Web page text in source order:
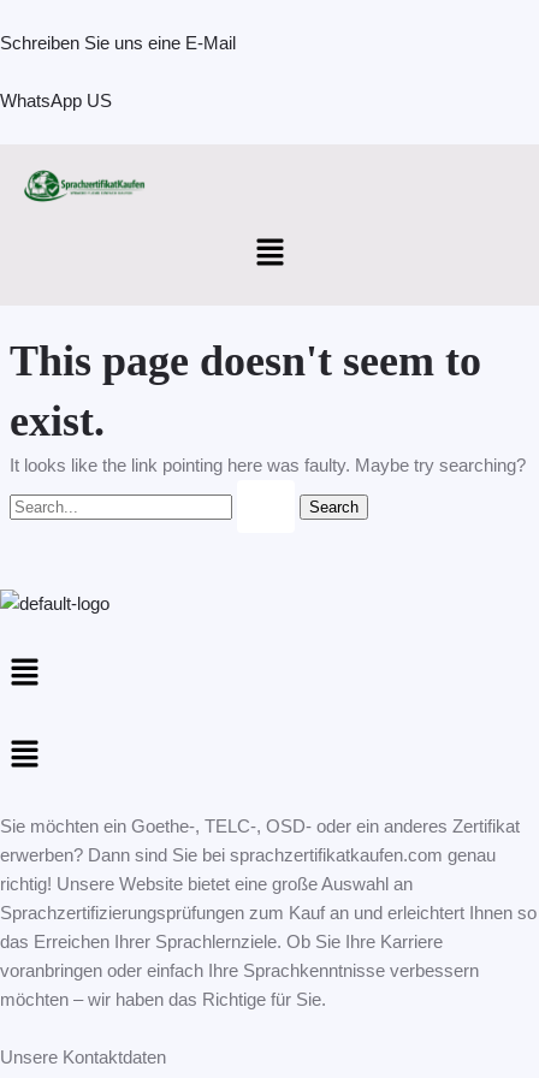
to
Schreiben Sie uns eine E-Mail
WhatsApp US
Menu
This page doesn't seem to
exist.
It looks like the link pointing here was faulty. Maybe try searching?
for:
Menu
Menu
Sie möchten ein Goethe-, TELC-, OSD- oder ein anderes Zertifikat
erwerben? Dann sind Sie bei sprachzertifikatkaufen.com genau
richtig! Unsere Website bietet eine große Auswahl an
Sprachzertifizierungsprüfungen zum Kauf an und erleichtert Ihnen so
das Erreichen Ihrer Sprachlernziele. Ob Sie Ihre Karriere
voranbringen oder einfach Ihre Sprachkenntnisse verbessern
möchten – wir haben das Richtige für Sie.
Unsere Kontaktdaten